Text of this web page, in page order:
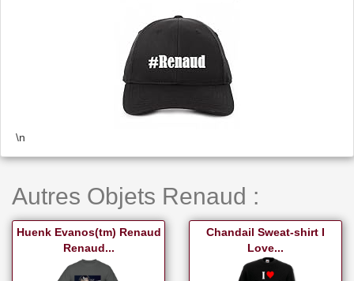
\n
Autres Objets Renaud :
Huenk Evanos(tm) Renaud
Renaud...
Chandail Sweat-shirt I
Love...